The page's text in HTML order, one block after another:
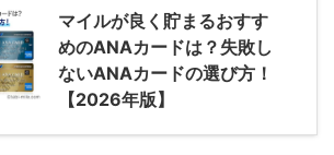
マイルが良く貯まるおすす
めのANAカードは？失敗し
ないANAカードの選び方！
【2026年版】